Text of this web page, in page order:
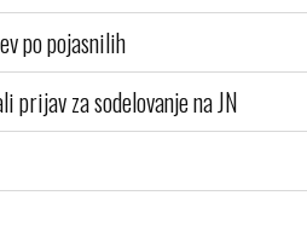
po pojasnilih
prijav za sodelovanje na JN